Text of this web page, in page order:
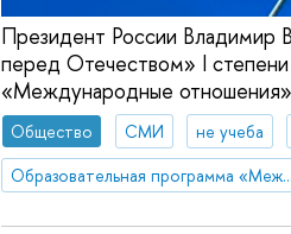
Президент России Владимир
перед Отечеством» I степени
«Международные
Общество СМИ не учеба
Образовательная программа «Международные отношения»